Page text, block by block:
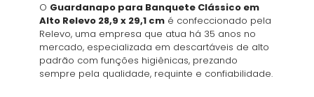
O Guardanapo para Banquete Clássico em
Alto Relevo 28,9 x 29,1 cm é confeccionado pela
Relevo, uma empresa que atua há 35 anos no
mercado, especializada em descartáveis de alto
padrão com funções higiênicas, prezando
sempre pela qualidade, requinte e confiabilidade.